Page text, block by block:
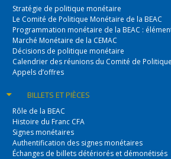
Stratégie de politique monétaire
Le Comité de Politique Monétaire de la BEAC
Programmation monétaire de la BEAC :
Marché Monétaire de la CEMAC
Décisions de politique monétaire
Calendrier des réunions du Comité de
Appels d’offres
BILLETSET PIÈCES
Rôle de la BEAC
Histoire du Franc CFA
Signes monétaires
Authentification des signes monétaires
Échanges de billets détériorés et démonétisés